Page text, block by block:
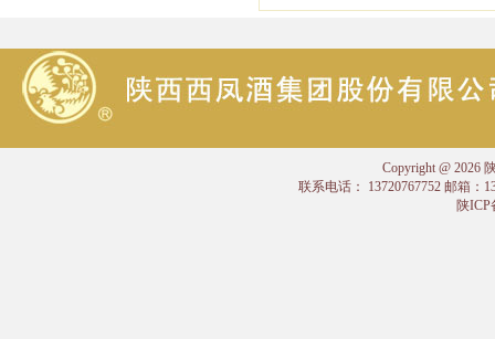
Copyright @ 2026
联系电话： 13720767752 邮箱：
陕ICP